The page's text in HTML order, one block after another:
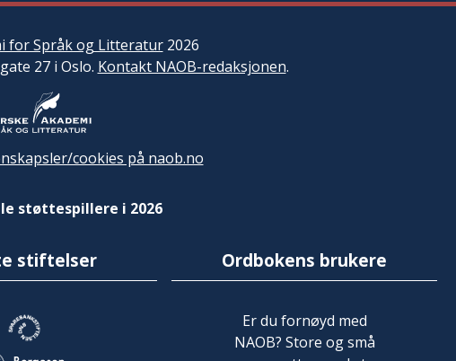
for Språk og Litteratur2026
27 i Oslo. Kontakt NAOB-redaksjonen.
cookies på naob.no
støttespillere i 2026
stiftelser Ordbokens brukere
Er du fornøyd med
NAOB? Store og små